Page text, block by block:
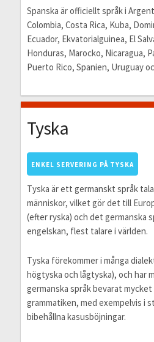
Spanska är officiellt språk i
Colombia, Costa Rica, Kuba,
Ecuador, Ekvatorialguinea, El
Honduras, Marocko, Nicaragua,
Puerto Rico, Spanien, Uruguay
Tyska
ENKEL SERVERING PÅ TYSKA
Tyska är ett germanskt språk
människor, vilket gör det till
(efter ryska) och det germanska
engelskan, flest talare i världen.
Tyska förekommer i många
högtyska och lågtyska), och har
germanska språk bevarat
grammatiken, med exempelvis i
bibehållna kasusböjningar.